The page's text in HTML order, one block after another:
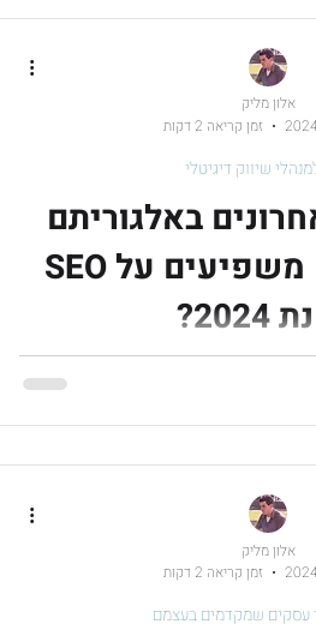
באלגוריתם
גוגל: איך הם משפיעים על SEO
איך הם משפיעים על SEO, ומה ניתן לעשות כדי להישאר רלוונטיים
בשנת 2024.
שיווק דיגיטלי
אלון מליק
זמן קריאה 2 דקות
עסקים שמקדמים בעצמם
אלון מליק
זמן קריאה 2 דקות